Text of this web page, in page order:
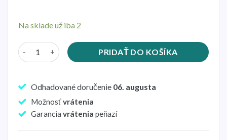
Na sklade už iba 2
množstvo Plastová spona na zadný blatník Ninebot MAX
PRIDAŤ DO KOŠÍKA
Odhadované doručenie 06. augusta
Možnosťvrátenia
Garancia vrátenia peňazí